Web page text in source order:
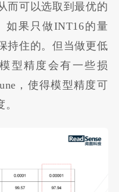
而可以选取到最优的
如果只做INT16的量
持住的。但当做更低
型精度会有一些损
，使得模型精度可